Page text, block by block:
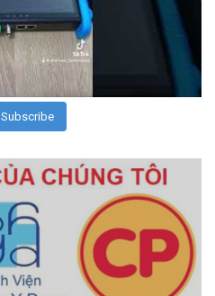
Subscribe